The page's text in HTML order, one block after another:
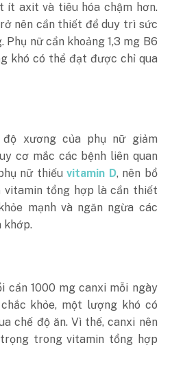
ít axit và tiêu hóa chậm hơn.
nên cần thiết để duy trì sức
Phụ nữ cần khoảng 1,3 mg B6
khó có thể đạt được chỉ qua
xương của phụ nữ giảm
cơ mắc các bệnh liên quan
nữ thiếuvitamin D, nên bổ
vitamin tổng hợp là cần thiết
mạnh và ngăn ngừa các
khớp.
cần 1000 mg canxi mỗi ngày
khỏe, một lượng khó có
chế độ ăn. Vì thế, canxi nên
trong vitamin tổng hợp